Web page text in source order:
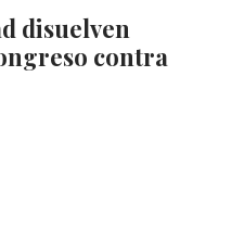
disuelven
contra